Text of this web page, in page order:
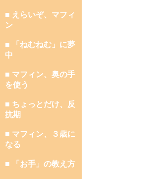
■ えらいぞ、マフィ
ン
■ 「ねむねむ」に夢
中
■ マフィン、奥の手
を使う
■ ちょっとだけ、反
抗期
■ マフィン、３歳に
なる
■ 「お手」の教え方